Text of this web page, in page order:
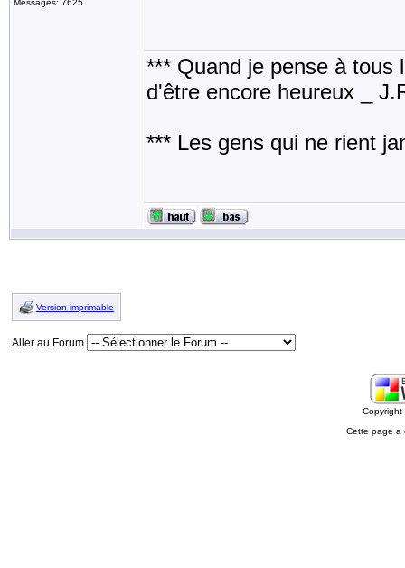
Messages: 7625
*** Quand je pense à tous
d'être encore heureux _
*** Les gens qui ne rient
Version imprimable
Aller au Forum
Cette page a